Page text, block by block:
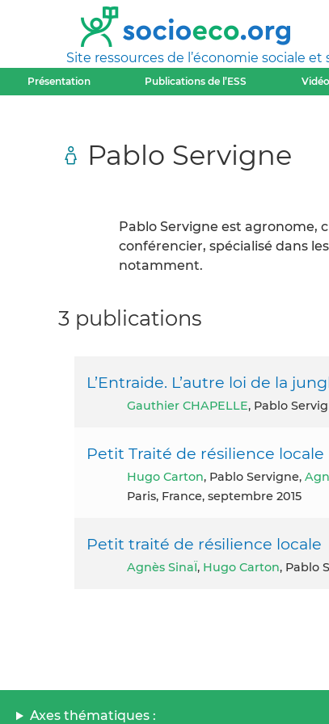
Site ressources de l’économie sociale et
Présentation Publications de l’ESS
Pablo Servigne
Pablo Servigne est
conférencier, spécialisé dans
notamment.
3 publications
L’Entraide. L’autre loi de la
Gauthier CHAPELLE, Pablo
Petit Traité de résilience locale
Hugo Carton, Pablo Servigne,
Paris, France, septembre 2015
Petit traité de résilience locale
Agnès SinaÏ, Hugo Carton, Pablo
Axes thématiques :